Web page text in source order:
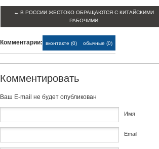
← В РОССИИ ЖЕСТОКО ОБРАЩАЮТСЯ С КИТАЙСКИМИ
РАБОЧИМИ
Комментарии: вконтакте (0) обычные (0)
Комментировать
Baш E-mail не будет опубликован
Имя
Email